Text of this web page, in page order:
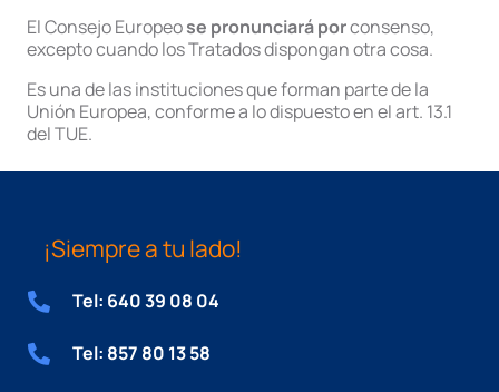
El Consejo Europeose pronunciará porconsenso,
excepto cuando los Tratados dispongan otra cosa.
Es una de las instituciones que forman parte de la
Unión Europea, conforme a lo dispuesto en el art. 13.1
del TUE.
¡Siempre a tu lado!
Tel: 640 39 08 04
Tel: 857 80 13 58